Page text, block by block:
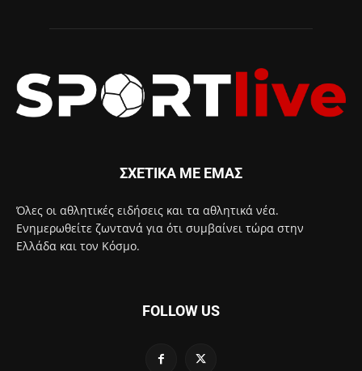
ΣΧΕΤΙΚΑ ΜΕ ΕΜΑΣ
Όλες οι αθλητικές ειδήσεις και τα αθλητικά νέα.
Ενημερωθείτε ζωντανά για ότι συμβαίνει τώρα στην
Ελλάδα και τον Κόσμο.
FOLLOW US